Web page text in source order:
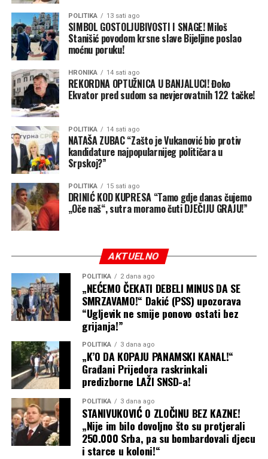
Vlasti su ranije predstavile i kratkoročni predlog za
sprečavanje produbljivanja krize, nakon što Kalifornija,
Kolorado, Arizona, Nevada, Novi Meksiko, Vajoming i
Juta nisu uspeli da postignu dogovor o dugoročnom
načinu raspodele sve oskudnijeg vodnog resursa.
Predlog predviđa da države donjeg sliva — Arizona,
Kalifornija i Nevada — smanje potrošnju vode, uz
mogućnost dodatnih ograničenja tokom sušnijih perioda.
Savezni zvaničnici očekuju da će nivo jezera Mid nastaviti
da opada tokom većeg dela preostalog dela godine.
(AP) Foto: AP
POLITIKA 13 sati ago
SIMBOL GOSTOLJUBIVOSTI I SNAGE! Miloš
Stanišić povodom krsne slave Bijeljine poslao
moćnu poruku!
HRONIKA 14 sati ago
REKORDNA OPTUŽNICA U BANJALUCI! Đoko
Ekvator pred sudom sa nevjerovatnih 122 tačke!
POLITIKA 14 sati ago
NATAŠA ZUBAC “Zašto je Vukanović bio protiv
kandidature najpopularnijeg političara u
Srpskoj?”
POLITIKA 15 sati ago
DRINIĆ KOD KUPRESA “Tamo gdje danas čujemo
„Oče naš“, sutra moramo čuti DJEČIJU GRAJU!”
AKTUELNO
POLITIKA 2 dana ago
„NEĆEMO ČEKATI DEBELI MINUS DA SE
SMRZAVAMO!“ Dakić (PSS) upozorava
“Ugljevik ne smije ponovo ostati bez
grijanja!”
POLITIKA 3 dana ago
„K’O DA KOPAJU PANAMSKI KANAL!“
Građani Prijedora raskrinkali
predizborne LAŽI SNSD-a!
POLITIKA 3 dana ago
STANIVUKOVIĆ O ZLOČINU BEZ KAZNE!
„Nije im bilo dovoljno što su protjerali
250.000 Srba, pa su bombardovali djecu
i starce u koloni!“